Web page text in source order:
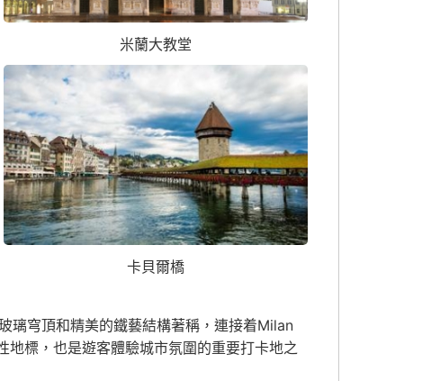
米蘭大教堂
卡貝爾橋
璃穹頂和精美的鐵藝結構著稱，連接着Milan
地標，也是遊客體驗城市氛圍的重要打卡地之